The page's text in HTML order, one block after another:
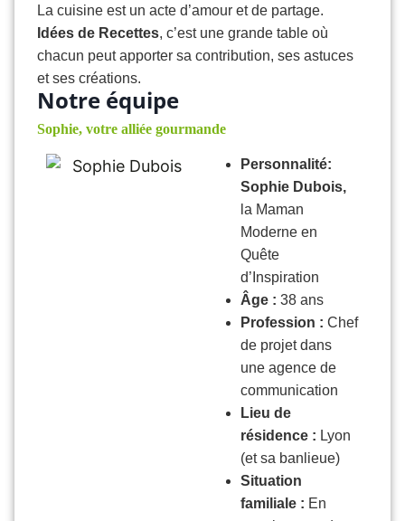
La cuisine est un acte d’amour et de partage.
Idées de Recettes, c’est une grande table où
chacun peut apporter sa contribution, ses astuces
et ses créations.
Notre équipe
Sophie, votre alliée gourmande
Personnalité:
Sophie Dubois,
la Maman
Moderne en
Quête
d’Inspiration
Âge : 38 ans
Profession : Chef
de projet dans
une agence de
communication
Lieu de
résidence : Lyon
(et sa banlieue)
Situation
familiale : En